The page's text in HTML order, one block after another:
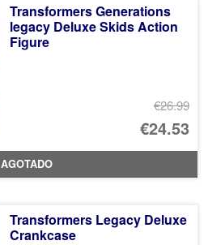
Transformers Generations
legacy Deluxe Skids Action
Figure
€26.99
El
€24.53
El
AGOTADO
Transformers Legacy Deluxe
Crankcase